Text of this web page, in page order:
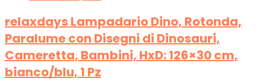
relaxdays Lampadario Dino, Rotonda,
Paralume con Disegni di Dinosauri,
Cameretta, Bambini, HxD: 126×30 cm,
bianco/blu, 1 Pz